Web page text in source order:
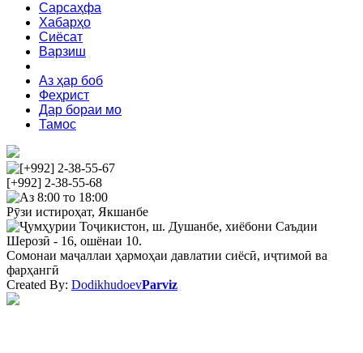
Сарсаҳфа
Хабарҳо
Сиёсат
Варзиш
Аз ҳар боб
Феҳрист
Дар бораи мо
Тамос
[+992] 2-38-55-67
[+992] 2-38-55-68
Аз 8:00 то 18:00
Рӯзи истироҳат, Якшанбе
Ҷумҳурии Тоҷикистон, ш. Душанбе, хиёбони Саъдии
Шерозӣ - 16, ошёнаи 10.
Сомонаи маҷаллаи ҳармоҳаи давлатии сиёсӣ, иҷтимоӣ ва
фарҳангӣ
Created By: DodikhudoevParviz